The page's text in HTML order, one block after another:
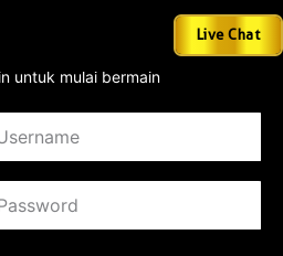
Live Chat
Minimal Deposit 10 ribu &
untuk mulai bermain